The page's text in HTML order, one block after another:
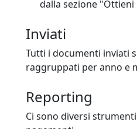
dalla sezione "Ottieni
Inviati
Tutti i documenti inviati
raggruppati per anno e
Reporting
Ci sono diversi